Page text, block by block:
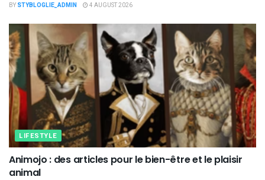
BY STYBLOGLIE_ADMIN 4 AUGUST 2026
LIFESTYLE
Animojo : des articles pour le bien-être et le plaisir
animal